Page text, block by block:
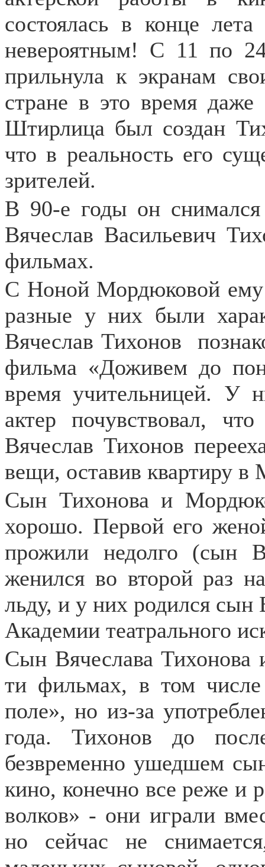
состоялась в конце
невероятным! С 11 по 24
прильнула к экранам
стране в это время даже
Штирлица был создан
что в реальность его
зрителей.
В 90-е годы он
Вячеслав Васильевич
фильмах.
С Ноной Мордюковой ему
разные у них были
Вячеслав Тихонов
фильма «Доживем до
время учительницей. У
актер почувствовал,
Вячеслав Тихонов
вещи, оставив квартиру в
Сын Тихонова и
хорошо. Первой его
прожили недолго (сын
женился во второй раз
льду, и у них родился сын
Академии театрального
Сын Вячеслава
ти фильмах, в том
поле», но из-за
года. Тихонов до
безвременно ушедшем
кино, конечно все реже
волков» - они играли
но сейчас не